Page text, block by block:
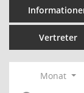
Vertreter
Monat